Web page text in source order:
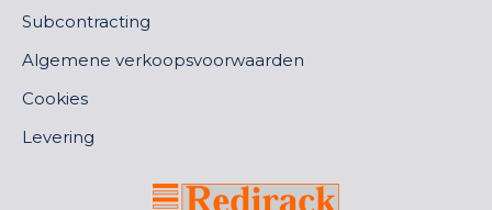
Subcontracting
Algemene verkoopsvoorwaarden
Cookies
Levering